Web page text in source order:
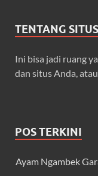
TENTANG
Ini bisa jadi ruang
dan situs Anda,
POS TERKINI
Ayam Ngambek